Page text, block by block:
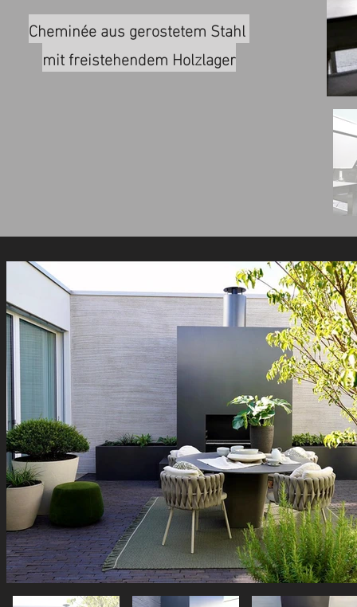
Cheminée aus gerostetem Stahl
mit freistehendem Holzlager